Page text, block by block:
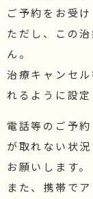
ご予約をお受け
ただし、この
ん。
治療キャンセ
れるように設定
電話等のご予
が取れない状
お願いします。
また、携帯で